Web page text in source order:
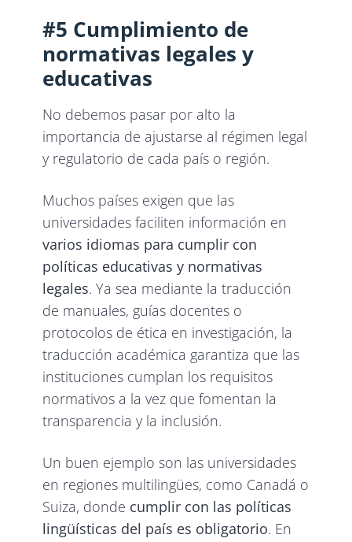
#5 Cumplimiento de
normativas legales y
educativas
No debemos pasar por alto la
importancia de ajustarse al régimen legal
y regulatorio de cada país o región.
Muchos países exigen que las
universidades faciliten información en
varios idiomas para cumplir con
políticas educativas y normativas
legales. Ya sea mediante la traducción
de manuales, guías docentes o
protocolos de ética en investigación, la
traducción académica garantiza que las
instituciones cumplan los requisitos
normativos a la vez que fomentan la
transparencia y la inclusión.
Un buen ejemplo son las universidades
en regiones multilingües, como Canadá o
Suiza, donde cumplir con las políticas
lingüísticas del país es obligatorio. En